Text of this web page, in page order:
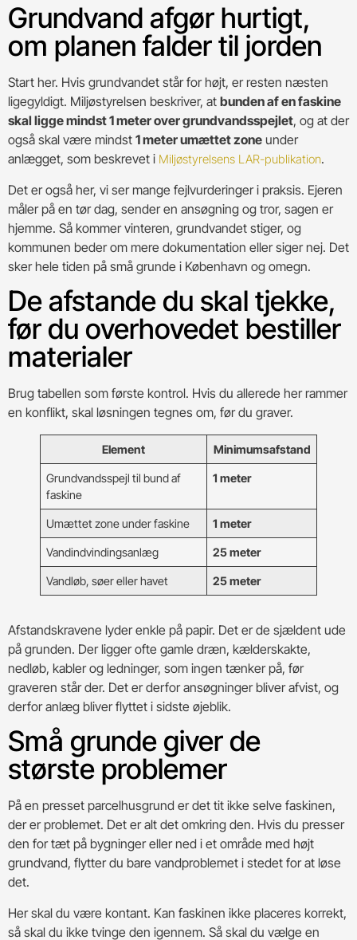
Grundvand afgør hurtigt,
om planen falder til jorden
Start her. Hvis grundvandet står for højt, er resten næsten
ligegyldigt. Miljøstyrelsen beskriver, at bunden af en faskine
skal ligge mindst 1 meter over grundvandsspejlet, og at der
også skal være mindst 1 meter umættet zone under
anlægget, som beskrevet i Miljøstyrelsens LAR-publikation.
Det er også her, vi ser mange fejlvurderinger i praksis. Ejeren
måler på en tør dag, sender en ansøgning og tror, sagen er
hjemme. Så kommer vinteren, grundvandet stiger, og
kommunen beder om mere dokumentation eller siger nej. Det
sker hele tiden på små grunde i København og omegn.
De afstande du skal tjekke,
før du overhovedet bestiller
materialer
Brug tabellen som første kontrol. Hvis du allerede her rammer
en konflikt, skal løsningen tegnes om, før du graver.
Element Minimumsafstand
Grundvandsspejl til bund af
faskine
1 meter
Umættet zone under faskine 1 meter
Vandindvindingsanlæg 25 meter
Vandløb, søer eller havet 25 meter
Afstandskravene lyder enkle på papir. Det er de sjældent ude
på grunden. Der ligger ofte gamle dræn, kælderskakte,
nedløb, kabler og ledninger, som ingen tænker på, før
graveren står der. Det er derfor ansøgninger bliver afvist, og
derfor anlæg bliver flyttet i sidste øjeblik.
Små grunde giver de
største problemer
På en presset parcelhusgrund er det tit ikke selve faskinen,
der er problemet. Det er alt det omkring den. Hvis du presser
den for tæt på bygninger eller ned i et område med højt
grundvand, flytter du bare vandproblemet i stedet for at løse
det.
Her skal du være kontant. Kan faskinen ikke placeres korrekt,
så skal du ikke tvinge den igennem. Så skal du vælge en